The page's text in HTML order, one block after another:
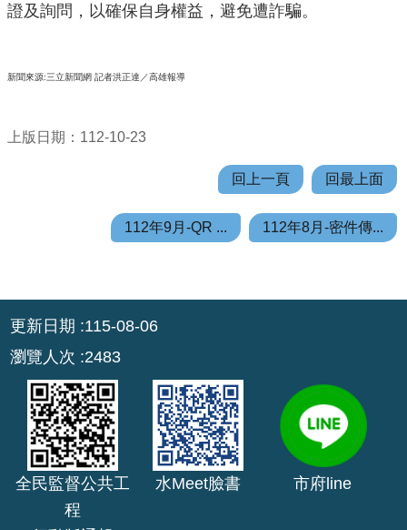
下
政
見
問
證及詢問，以確保自身權益，避免遭詐騙。
新聞來源:三立新聞網 ​記者洪正達／高雄報導
上版日期：112-10-23
回上一頁 回最上面
112年9月-QR ... 112年8月-密件傳...
更新日期
115-08-06
瀏覽人次
2483
全民監督公共工
程
水Meet臉書 市府line